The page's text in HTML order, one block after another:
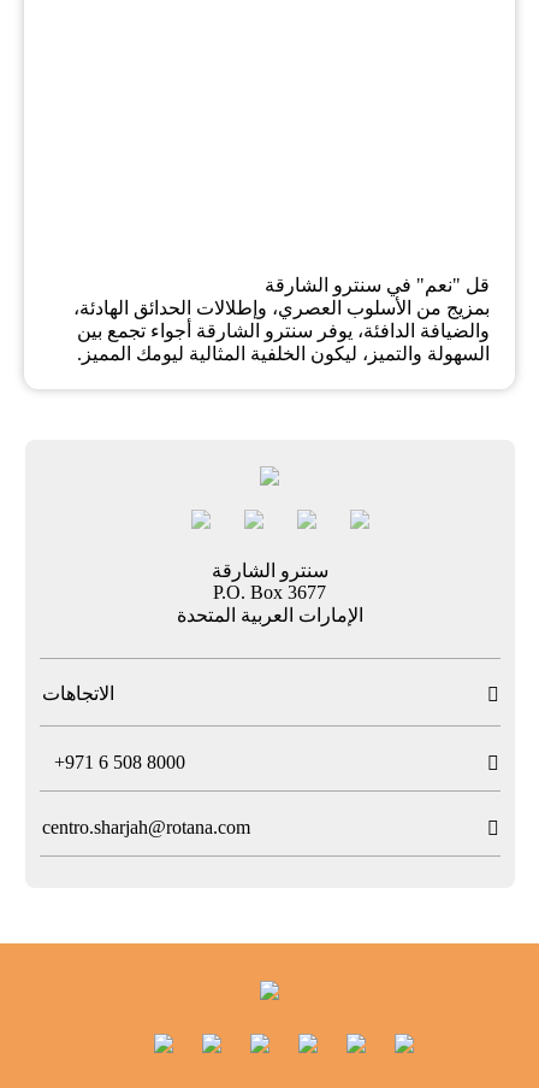
قل "نعم" في سنترو الشارقة
بمزيج من الأسلوب العصري، وإطلالات الحدائق الهادئة،
والضيافة الدافئة، يوفر سنترو الشارقة أجواء تجمع بين
السهولة والتميز، ليكون الخلفية المثالية ليومك المميز.
سنترو الشارقة
P.O. Box 3677
الإمارات العربية المتحدة
 الاتجاهات

+971 6 508 8000

centro.sharjah@rotana.com